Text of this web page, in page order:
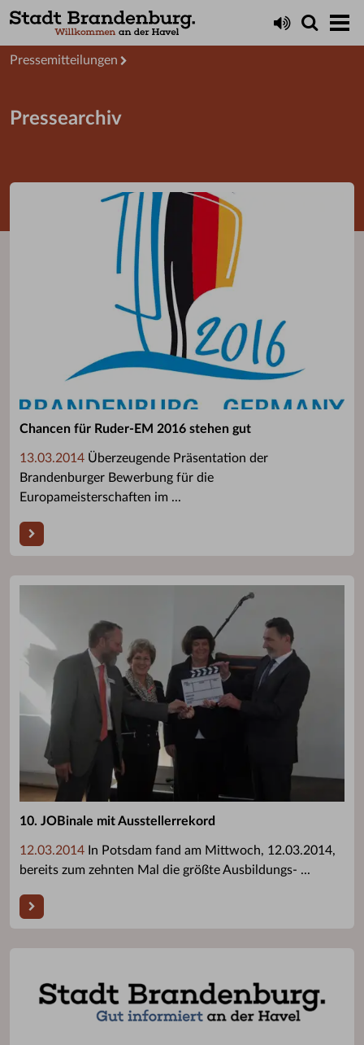
Presseservice
Pressemitteilungen
Pressearchiv
Chancen für Ruder-EM 2016 stehen gut
13.03.2014 Überzeugende Präsentation der
Brandenburger Bewerbung für die
Europameisterschaften im ...
10. JOBinale mit Ausstellerrekord
12.03.2014 In Potsdam fand am Mittwoch, 12.03.2014,
bereits zum zehnten Mal die größte Ausbildungs- ...